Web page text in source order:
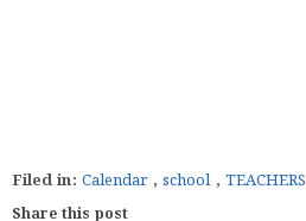
Filed in: Calendar , school, TEACHERS
Share this post